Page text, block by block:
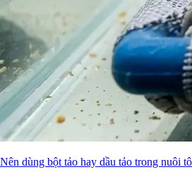
Nên dùng bột tảo hay dầu tảo trong nuôi